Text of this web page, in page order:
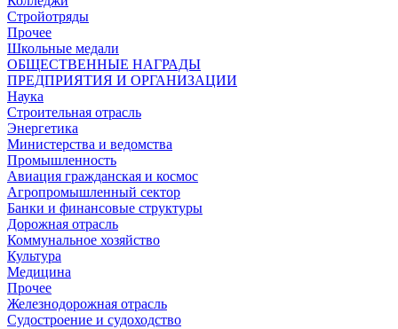
Стройотряды
Прочее
Школьные медали
ОБЩЕСТВЕННЫЕ НАГРАДЫ
ПРЕДПРИЯТИЯ И ОРГАНИЗАЦИИ
Наука
Строительная отрасль
Энергетика
Министерства и ведомства
Промышленность
Авиация гражданская и космос
Агропромышленный сектор
Банки и финансовые структуры
Дорожная отрасль
Коммунальное хозяйство
Культура
Медицина
Прочее
Железнодорожная отрасль
Судостроение и судоходство